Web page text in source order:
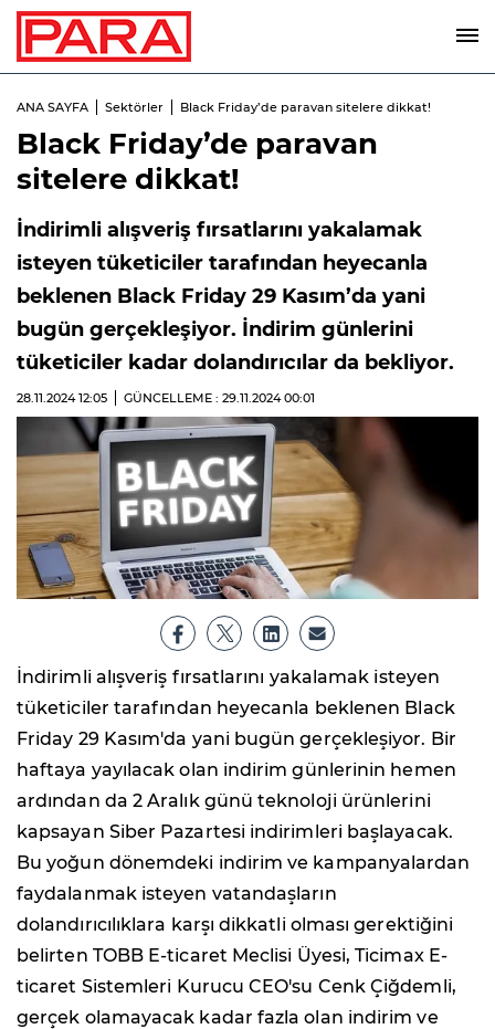
ANA SAYFA Sektörler Black Friday’de paravan sitelere dikkat!
Black Friday’de paravan
sitelere dikkat!
İndirimli alışveriş fırsatlarını yakalamak
isteyen tüketiciler tarafından heyecanla
beklenen Black Friday 29 Kasım’da yani
bugün gerçekleşiyor. İndirim günlerini
tüketiciler kadar dolandırıcılar da bekliyor.
28.11.202412:05 GÜNCELLEME : 29.11.202400:01
İndirimli alışveriş fırsatlarını yakalamak isteyen
tüketiciler tarafından heyecanla beklenen Black
Friday 29 Kasım'da yani bugün gerçekleşiyor. Bir
haftaya yayılacak olan indirim günlerinin hemen
ardından da 2 Aralık günü teknoloji ürünlerini
kapsayan Siber Pazartesi indirimleri başlayacak.
Bu yoğun dönemdeki indirim ve kampanyalardan
faydalanmak isteyen vatandaşların
dolandırıcılıklara karşı dikkatli olması gerektiğini
belirten TOBB E-ticaret Meclisi Üyesi, Ticimax E-
ticaret Sistemleri Kurucu CEO'su Cenk Çiğdemli,
gerçek olamayacak kadar fazla olan indirim ve